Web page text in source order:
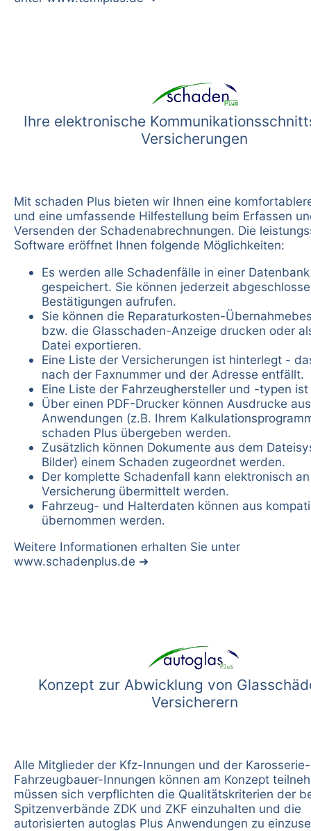
Ihre elektronische
Versicherungen
Mit schaden Plus bieten wir Ihnen eine
und eine umfassende Hilfestellung beim Erfassen
Versenden der Schadenabrechnungen. Die
Software eröffnet Ihnen folgende Möglichkeiten:
Es werden alle Schadenfälle in einer Datenbank
gespeichert. Sie können jederzeit
Bestätigungen aufrufen.
Sie können die Reparaturkosten-
bzw. die Glasschaden-Anzeige drucken oder
Datei exportieren.
Eine Liste der Versicherungen ist hinterlegt -
nach der Faxnummer und der Adresse entfällt.
Eine Liste der Fahrzeughersteller und -typen
Über einen PDF-Drucker können Ausdrucke
Anwendungen (z.B. Ihrem
schaden Plus übergeben werden.
Zusätzlich können Dokumente aus dem
Bilder) einem Schaden zugeordnet werden.
Der komplette Schadenfall kann elektronisch
Versicherung übermittelt werden.
Fahrzeug- und Halterdaten können aus
übernommen werden.
Weitere Informationen erhalten Sie unter
www.schadenplus.de
Konzept zur Abwicklung von
Versicherern
Alle Mitglieder der Kfz-Innungen und der
Fahrzeugbauer-Innungen können am Konzept
müssen sich verpflichten die Qualitätskriterien der
Spitzenverbände ZDK und ZKF einzuhalten und die
autorisierten autoglas Plus Anwendungen zu